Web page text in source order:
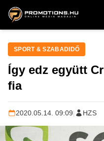
ZENE, FILM & KULT
SPORT & SZABADIDŐ
Így edz együtt
fia
2020.05.14. 09:09| HZS